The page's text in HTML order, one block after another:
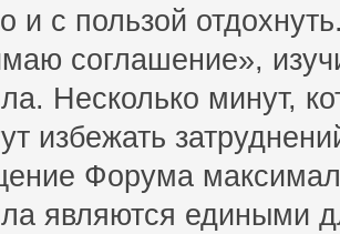
и с пользой
соглашение»,
Несколько минут,
избежать
Форума
являются едиными